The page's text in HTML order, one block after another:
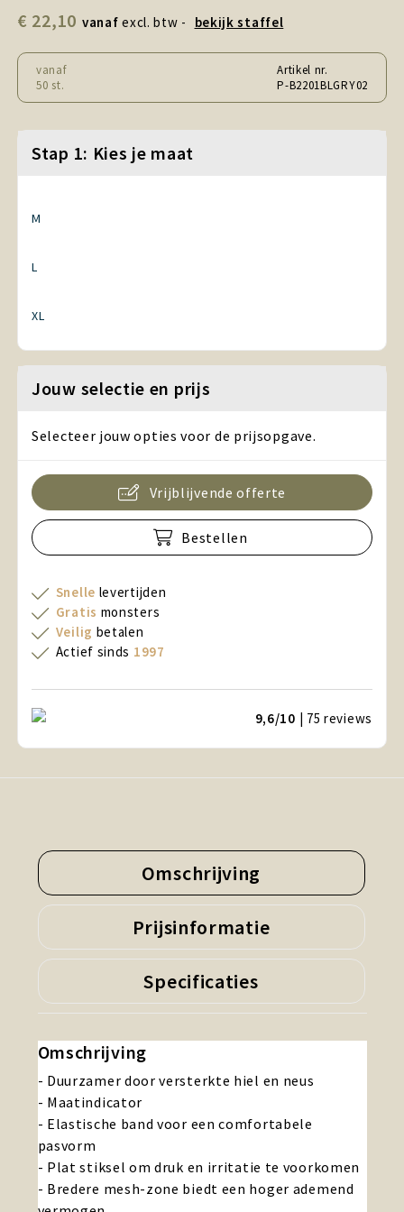
Sport, Spel en Speelgoed
Strand en Zomer
Technologie
Wijngeschenken
€ 22,10 vanaf excl. btw - bekijk staffel
vanaf
50 st.
Artikel nr.
P-B2201BLGRY02
Stap 1: Kies je maat
M
L
XL
Jouw selectie en prijs
Selecteer jouw opties voor de prijsopgave.
Vrijblijvende offerte
Bestellen
Snelle levertijden
Gratis monsters
Veilig betalen
Actief sinds 1997
9,6/10 | 75reviews
Omschrijving
Prijsinformatie
Specificaties
Omschrijving
- Duurzamer door versterkte hiel en neus
- Maatindicator
- Elastische band voor een comfortabele
pasvorm
- Plat stiksel om druk en irritatie te voorkomen
- Bredere mesh-zone biedt een hoger ademend